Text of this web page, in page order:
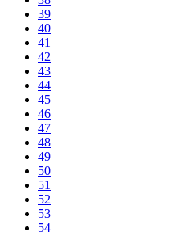
39
40
41
42
43
44
45
46
47
48
49
50
51
52
53
54